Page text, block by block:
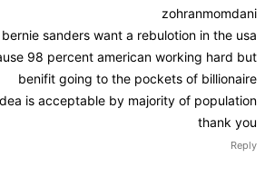
zohranmomdani
bernie sanders want a rebulotion in the usa
98 percent american working hard but
benifit going to the pockets of billionaire
is acceptable by majority of population
thank you
Reply